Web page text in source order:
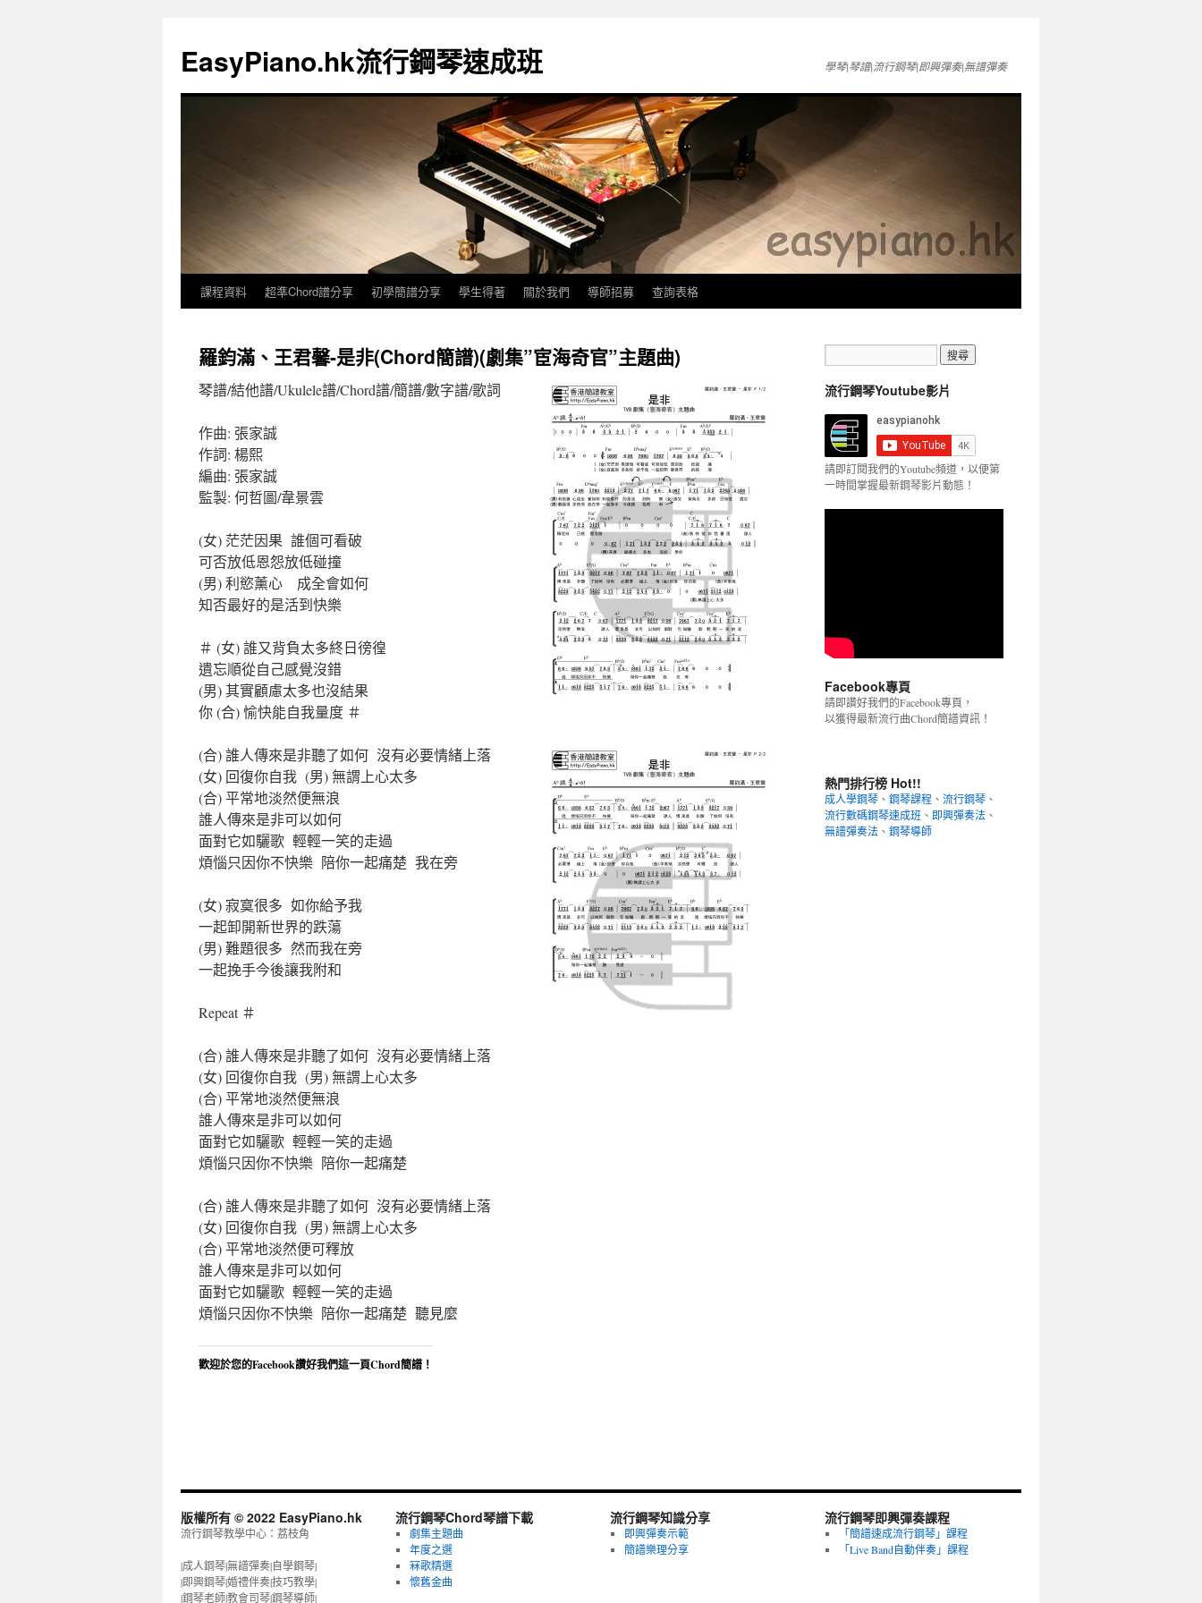
EasyPiano.hk流行鋼琴速成班 學琴|琴譜|流行鋼琴|即興彈奏|無譜彈奏
課程資料 超準Chord譜分享 初學簡譜分享 學生得著 關於我們 導師招募 查詢表格
羅鈞滿、王君馨-是非(Chord簡譜)(劇集”宦海奇官”主題曲)
琴譜/結他譜/Ukulele譜/Chord譜/簡譜/數字譜/歌詞
作曲: 張家誠
作詞: 楊熙
編曲: 張家誠
監製: 何哲圖/韋景雲
(女) 茫茫因果 誰個可看破
可否放低恩怨放低碰撞
(男) 利慾薰心 成全會如何
知否最好的是活到快樂
＃ (女) 誰又背負太多終日徬徨
遺忘順從自己感覺沒錯
(男) 其實顧慮太多也沒結果
你 (合) 愉快能自我量度 ＃
(合) 誰人傳來是非聽了如何 沒有必要情緒上落
(女) 回復你自我 (男) 無謂上心太多
(合) 平常地淡然便無浪
誰人傳來是非可以如何
面對它如驪歌 輕輕一笑的走過
煩惱只因你不快樂 陪你一起痛楚 我在旁
(女) 寂寞很多 如你給予我
一起卸開新世界的跌蕩
(男) 難題很多 然而我在旁
一起挽手今後讓我附和
Repeat ＃
(合) 誰人傳來是非聽了如何 沒有必要情緒上落
(女) 回復你自我 (男) 無謂上心太多
(合) 平常地淡然便無浪
誰人傳來是非可以如何
面對它如驪歌 輕輕一笑的走過
煩惱只因你不快樂 陪你一起痛楚
(合) 誰人傳來是非聽了如何 沒有必要情緒上落
(女) 回復你自我 (男) 無謂上心太多
(合) 平常地淡然便可釋放
誰人傳來是非可以如何
面對它如驪歌 輕輕一笑的走過
煩惱只因你不快樂 陪你一起痛楚 聽見麼
歡迎於您的Facebook讚好我們這一頁Chord簡譜！
流行鋼琴Youtube影片
請即訂閱我們的Youtube頻道，以便第
一時間掌握最新鋼琴影片動態！
Facebook專頁
請即讚好我們的Facebook專頁，
以獲得最新流行曲Chord簡譜資訊！
熱門排行榜 Hot!!
成人學鋼琴 、 鋼琴課程 、 流行鋼琴 、
流行數碼鋼琴速成班 、 即興彈奏法 、
無譜彈奏法 、 鋼琴導師
版權所有 © 2022 EasyPiano.hk
流行鋼琴教學中心：荔枝角
|成人鋼琴|無譜彈奏|自學鋼琴|
|即興鋼琴|婚禮伴奏|技巧教學|
|鋼琴老師|教會司琴|鋼琴導師|
流行鋼琴Chord琴譜下載
劇集主題曲
年度之選
冧歌精選
懷舊金曲
流行鋼琴知識分享
即興彈奏示範
簡譜樂理分享
流行鋼琴即興彈奏課程
「簡譜速成流行鋼琴」課程
「Live Band自動伴奏」課程